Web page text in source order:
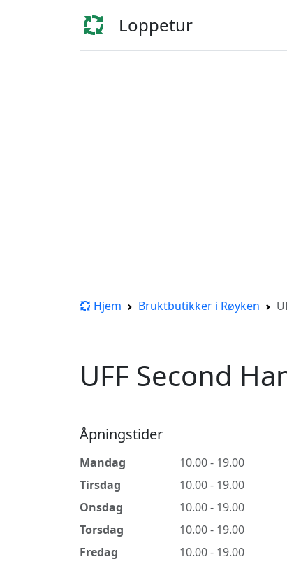
Loppetur
Hjem Bruktbutikker i Røyken
UFF Second
Åpningstider
Mandag
10.00 - 19.00
Tirsdag
10.00 - 19.00
Onsdag
10.00 - 19.00
Torsdag
10.00 - 19.00
Fredag
10.00 - 19.00